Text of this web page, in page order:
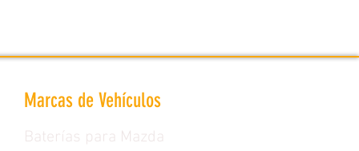
Marcas de Vehículos
Baterías para Mazda